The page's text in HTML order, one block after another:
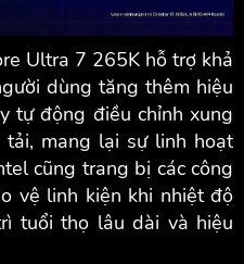
Ultra 7 265K hỗ trợ khả
dùng tăng thêm hiệu
tự động điều chỉnh xung
mang lại sự linh hoạt
cũng trang bị các công
vệ linh kiện khi nhiệt độ
tuổi thọ lâu dài và hiệu